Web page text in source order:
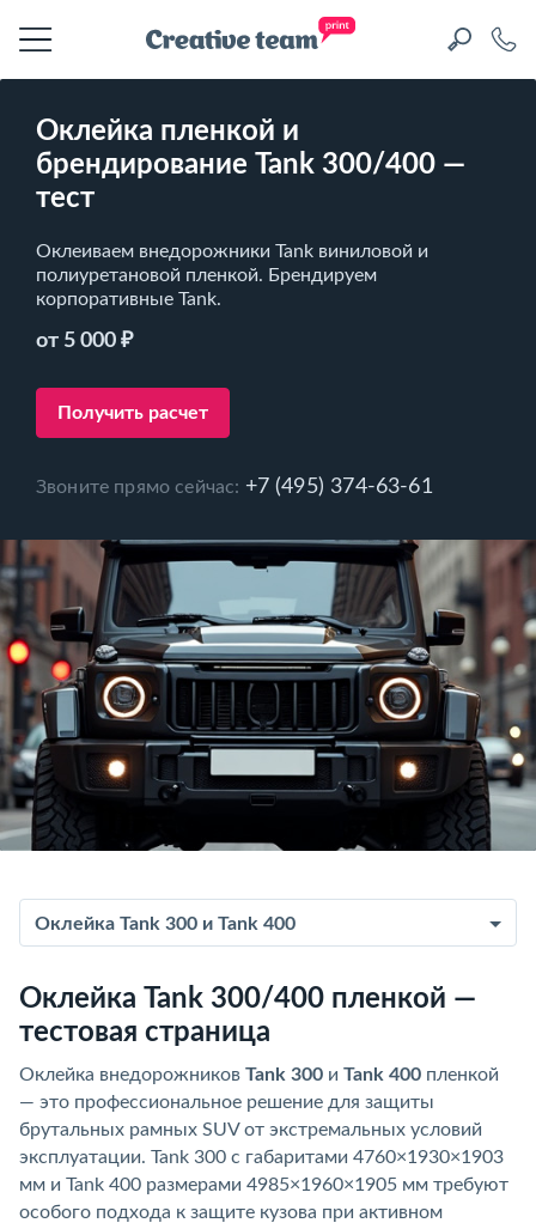
Оклейка пленкой и
брендирование Tank 300/400 —
тест
Оклеиваем внедорожники Tank виниловой и
полиуретановой пленкой. Брендируем
корпоративные Tank.
от 5 000 ₽
Получить расчет
Звоните прямо сейчас: +7 (495) 374-63-61
Оклейка Tank 300 и Tank 400
Оклейка Tank 300/400 пленкой —
тестовая страница
Оклейка внедорожников Tank 300 и Tank 400 пленкой
— это профессиональное решение для защиты
брутальных рамных SUV от экстремальных условий
эксплуатации. Tank 300 с габаритами 4760×1930×1903
мм и Tank 400 размерами 4985×1960×1905 мм требуют
особого подхода к защите кузова при активном